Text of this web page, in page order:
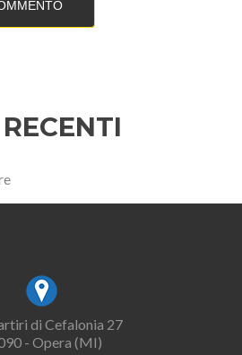
di Cefalonia 27
- Opera (MI)